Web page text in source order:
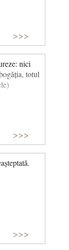
>>>
nici
totul
>>>
>>>